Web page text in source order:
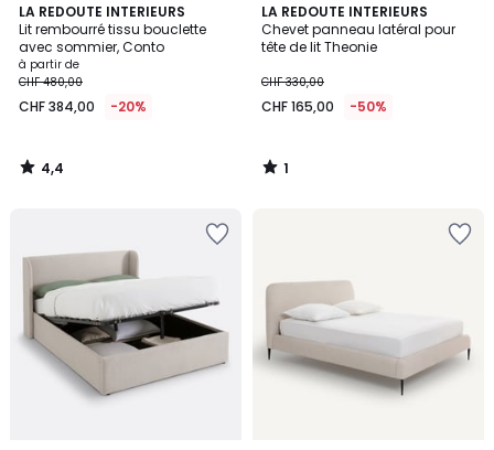
LA REDOUTE INTERIEURS
Lit rembourré tissu bouclette
avec sommier, Conto
à partir de
CHF 480,00
CHF 384,00 -20%
4,4
/ 5
4,4
/
LA REDOUTE INTERIEURS
Chevet panneau latéral pour
tête de lit Theonie
CHF 330,00
CHF 165,00 -50%
1
/
5
1
/